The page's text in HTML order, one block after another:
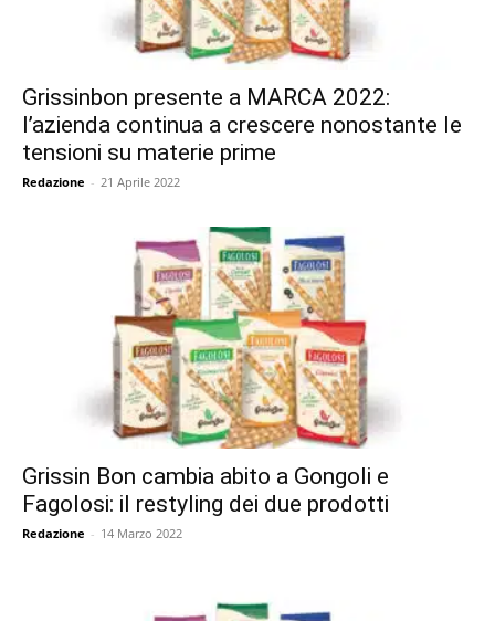
Grissinbon presente a MARCA 2022:
l’azienda continua a crescere nonostante le
tensioni su materie prime
Redazione - 21 Aprile 2022
Grissin Bon cambia abito a Gongoli e
Fagolosi: il restyling dei due prodotti
Redazione - 14 Marzo 2022